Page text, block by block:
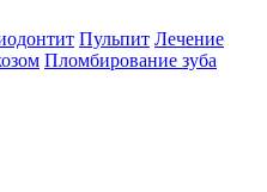
Пульпит Лечение
Пломбирование зуба